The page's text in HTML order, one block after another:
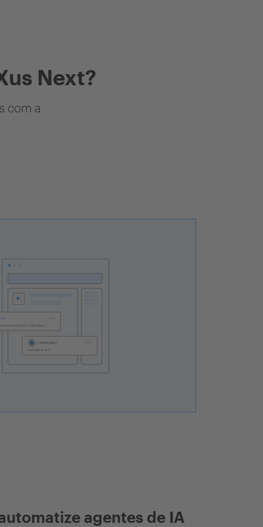
Next?
com a
agentes de IA